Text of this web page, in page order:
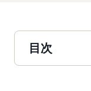
目次